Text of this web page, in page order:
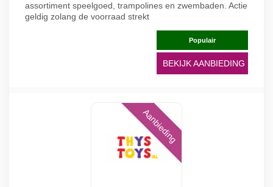
assortiment speelgoed, trampolines en zwembaden. Actie
geldig zolang de voorraad strekt
Populair
BEKIJK AANBIEDING
Aanbieding